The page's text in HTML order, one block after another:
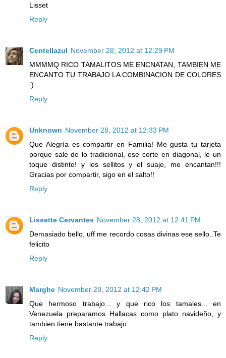
Lisset
Reply
Centellazul November 28, 2012 at 12:29 PM
MMMMQ RICO TAMALITOS ME ENCNATAN, TAMBIEN ME
ENCANTO TU TRABAJO LA COMBINACION DE COLORES
:)
Reply
Unknown November 28, 2012 at 12:33 PM
Que Alegría es compartir en Familia! Me gusta tu tarjeta
porque sale de lo tradicional, ese corte en diagonal, le un
toque distinto! y los sellitos y el suaje, me encantan!!!
Gracias por compartir, sigo en el salto!!
Reply
Lissette Cervantes November 28, 2012 at 12:41 PM
Demasiado bello, uff me recordo cosas divinas ese sello..Te
felicito
Reply
Marghe November 28, 2012 at 12:42 PM
Que hermoso trabajo... y que rico los tamales... en
Venezuela preparamos Hallacas como plato navideño, y
tambien tiene bastante trabajo....
Reply